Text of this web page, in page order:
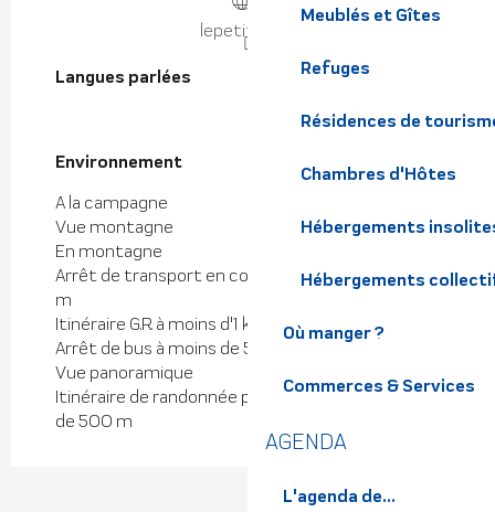
Meublés et Gîtes
Refuges
Résidences de
Chambres d'Hôtes
Hébergements
Hébergements
Où manger ?
Commerces & Services
AGENDA
L'agenda de...
lepetitroc.fr
Langues parlées
Langues parlées
Environnement
Environnement
A la campagne
Vue montagne
En montagne
Arrêt de transport en commun à moins de 500
m
Itinéraire G.R. à moins d'1 km
Arrêt de bus à moins de 500 m
Vue panoramique
Itinéraire de randonnée pédestre balisé à moins
de 500 m